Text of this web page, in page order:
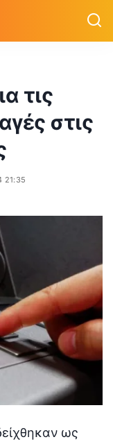
τις
στις
21:35
ως